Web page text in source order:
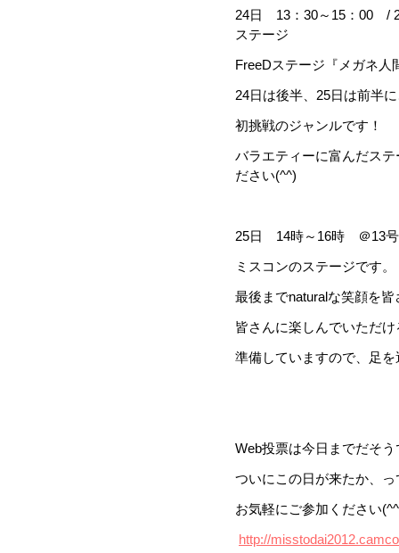
24日 13：30～15：00 /
ステージ
FreeDステージ『メガネ人
24日は後半、25日は前半
初挑戦のジャンルです！
バラエティーに富んだス
ださい(^^)
25日 14時～16時 ＠13号
ミスコンのステージです。
最後までnaturalな笑顔を
皆さんに楽しんでいただ
準備していますので、足
Web投票は今日までだそう
ついにこの日が来たか、
お気軽にご参加ください
http://